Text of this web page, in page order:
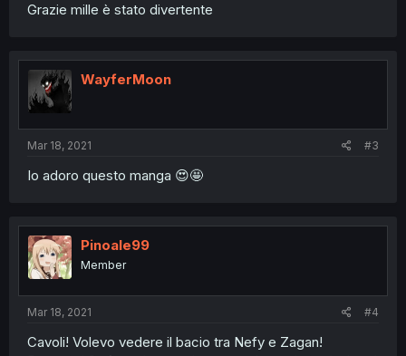
Grazie mille è stato divertente
WayferMoon
Mar 18, 2021 #3
Io adoro questo manga 😍🤩
Pinoale99
Member
Mar 18, 2021 #4
Cavoli! Volevo vedere il bacio tra Nefy e Zagan!